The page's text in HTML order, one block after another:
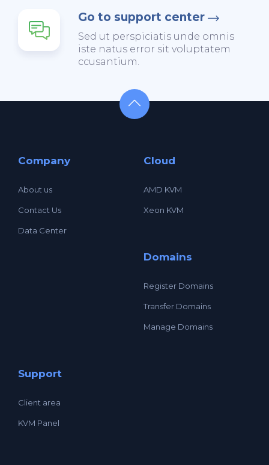
Go to support center
Sed ut perspiciatis unde omnis
iste natus error sit voluptatem
ccusantium.
Company
About us
Contact Us
Data Center
Cloud
AMD KVM
Xeon KVM
Domains
Register Domains
Transfer Domains
Manage Domains
Support
Client area
KVM Panel